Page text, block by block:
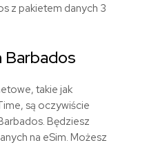
z pakietem danych 3
Barbados
takie jak
są oczywiście
Będziesz
na eSim. Możesz